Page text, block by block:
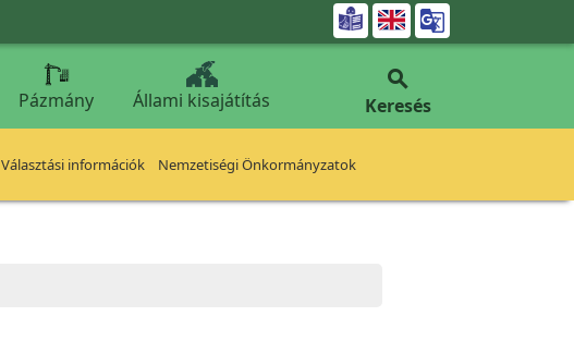

Pázmány Állami kisajátítás

Keresés
Választási információk Nemzetiségi Önkormányzatok